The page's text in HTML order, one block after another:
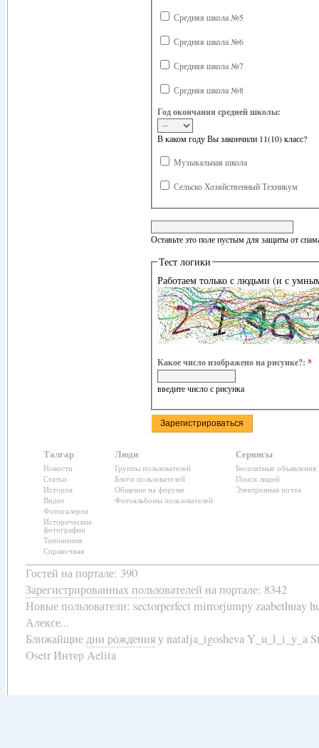
Средняя школа №5
Средняя школа №6
Средняя школа №7
Средняя школа №8
Год окончания средней школы:
В каком году Вы закончили 11(10) класс?
Музыкальная школа
Сельско Хозяйственный Техникум
Оставьте это поле пустым для защиты от
Тест логики
Работаем только с людьми (и с
Какое число изображено на рисунке?: *
введите число с рисунка
Талгар
Новости
Статьи
История
Видео
Фотогалереи
Исторические
фотографии
Топонимия
Справочная
Люди
Группы пользователей
Блоги пользователей
Общение на форуме
Фотоальбомы пользователей
Сервисы
Бесплатные объявления
Поиск людей
Электронная почта
Гостей на портале: 390
Зарегистрированных пользователей на портале: 8342
Новые пользователи: sectorperfect mirrorjumpy zaabethuay
Алексе...
Ближайщиедни рожденияу natalja_igosheva Y_u_l_i_y_a
Osetr Интер Aelita